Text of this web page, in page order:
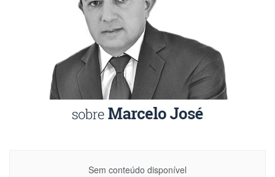
Sem conteúdo disponível